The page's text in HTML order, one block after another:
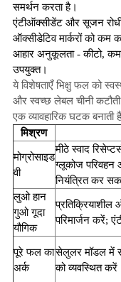
समर्थन करता है।
एंटीऑक्सीडेंट और सूजन रोधी
ऑक्सीडेटिव मार्करों को कम
आहार अनुकूलता - कीटो,
उपयुक्त।
ये विशेषताएँ भिक्षु फल को
और स्वच्छ लेबल चीनी कटौती
एक व्यावहारिक घटक बनाती
मिश्रण
मोग्रोसाइड
वी
मीठे स्वाद
ग्लूकोज परिवहन
नियंत्रित कर
लुओ हान
गुओ गूदा
यौगिक
प्रतिक्रियाशील
परिमार्जन करें;
पूरे फल का
अर्क
सेलुलर मॉडल में
को व्यवस्थित करें